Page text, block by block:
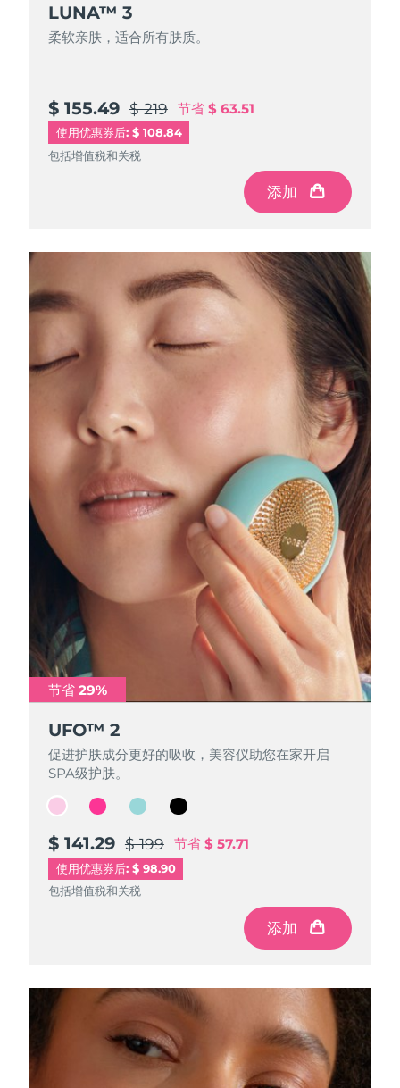
LUNA™ 3
柔软亲肤，适合所有肤质。
$ 155.49 $ 219 节省 $ 63.51
使用优惠券后: $ 108.84
包括增值税和关税
添加
节省 29%
UFO™ 2
促进护肤成分更好的吸收，美容仪助您在家开启
SPA级护肤。
$ 141.29 $ 199 节省 $ 57.71
使用优惠券后: $ 98.90
包括增值税和关税
添加
节省 29%
UFO™ 2
促进护肤成分更好的吸收，美容仪助您在家开启
SPA级护肤。
$ 141.29 $ 199 节省 $ 57.71
包括增值税和关税
添加
节省 29%
UFO™ 2
促进护肤成分更好的吸收，美容仪助您在家开启
SPA级护肤。
$ 141.29 $ 199 节省 $ 57.71
包括增值税和关税
添加
节省 29%
UFO™ 2
促进护肤成分更好的吸收，美容仪助您在家开启
SPA级护肤。
$ 141.29 $ 199 节省 $ 57.71
包括增值税和关税
添加
全部购买
FOREO APP
关于我们
泽西岛
科威特
拉脱维亚
预计送达日期 8/9/26
卢森堡 预计送达日期8/8/26
中国澳门特别行政区 预计送达日期8/10/26
马来西亚 预计送达日期8/11/26
预计送达日期8/8/26
墨西哥 预计送达日期8/12/26
摩纳哥 预计送达日期 8/9/26
荷兰 预计送达日期8/8/26
新西兰 预计送达日期8/8/26
预计送达日期 8/8/26
阿曼 预计送达日期 8/11/26
菲律宾 预计送达日期 8/11/26
波兰
葡萄牙
波多黎各
卡塔尔
留尼汪
预计送达日期 8/8/26
预计送达日期 8/9/26
新加坡 预计送达日期 8/10/26